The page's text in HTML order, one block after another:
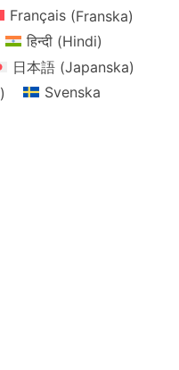
Français (Franska)
हिन्दी (Hindi)
日本語 (Japanska)
) Svenska